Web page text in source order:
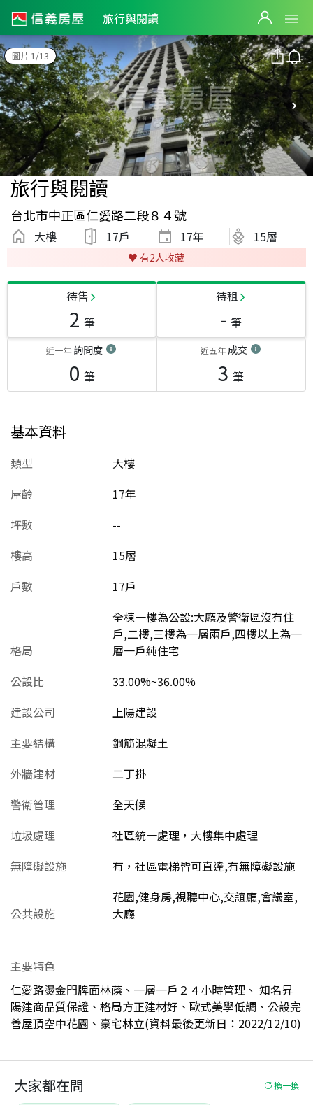
旅行與閱讀
圖片 1/13
旅行與閱讀
台北市中正區仁愛路二段８４號
大樓 17戶 17年 15層
♥️ 有2人收藏
待售
2 筆
待租
- 筆
近一年詢問度
0 筆
近五年成交
3 筆
基本資料
類型
大樓
屋齡
17年
坪數
--
樓高
15層
戶數
17戶
格局
全棟一樓為公設:大廳及警衛區沒有住
戶,二樓,三樓為一層兩戶,四樓以上為一
層一戶純住宅
公設比
33.00%~36.00%
建設公司
上陽建設
主要結構
鋼筋混凝土
外牆建材
二丁掛
警衛管理
全天候
垃圾處理
社區統一處理，大樓集中處理
無障礙設施
有，社區電梯皆可直達,有無障礙設施
公共設施
花園,健身房,視聽中心,交誼廳,會議室,
大廳
主要特色
仁愛路燙金門牌面林蔭、一層一戶２４小時管理、 知名昇
陽建商品質保證、格局方正建材好、歐式美學低調、公設完
善屋頂空中花園、豪宅林立(資料最後更新日：2022/12/10)
大家都在問 換一換